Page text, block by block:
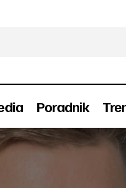
Poradnik
z nowym